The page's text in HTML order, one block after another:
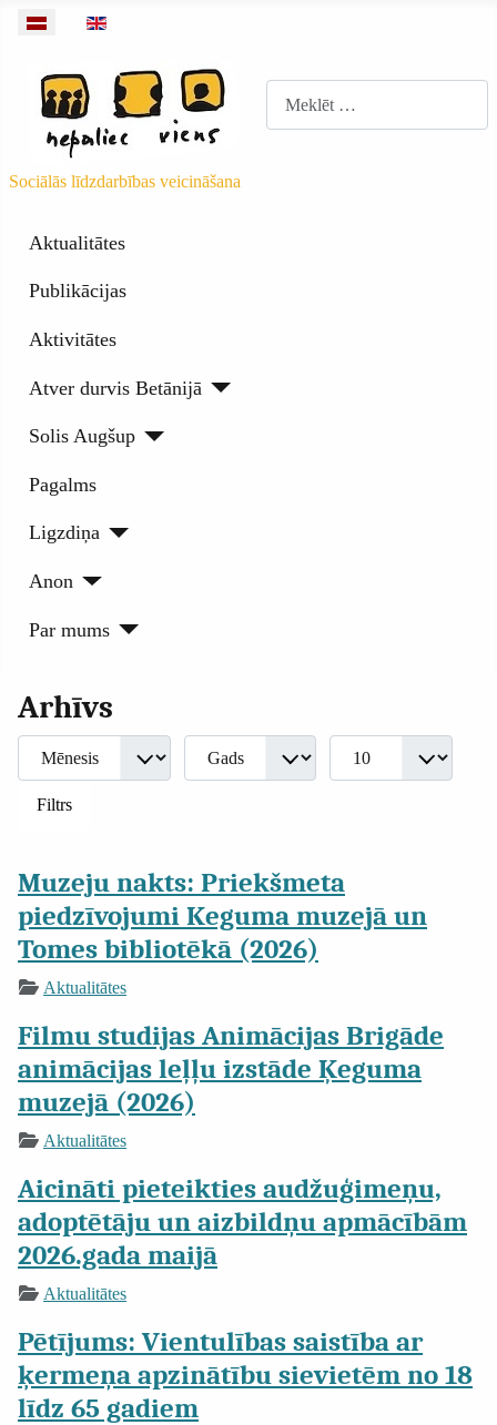
Izvēlieties valodu
Sociālās līdzdarbības veicināšana
Aktualitātes
Publikācijas
Aktivitātes
Atver durvis Betānijā
Solis Augšup
Pagalms
Ligzdiņa
Anon
Par mums
Arhīvs
Filtri
Filtrs
Muzeju nakts: Priekšmeta
piedzīvojumi Keguma muzejā un
Tomes bibliotēkā (2026)
Aktualitātes
Filmu studijas Animācijas Brigāde
animācijas leļļu izstāde Ķeguma
muzejā (2026)
Aktualitātes
Aicināti pieteikties audžuģimeņu,
adoptētāju un aizbildņu apmācībām
2026.gada maijā
Aktualitātes
Pētījums: Vientulības saistība ar
ķermeņa apzinātību sievietēm no 18
līdz 65 gadiem